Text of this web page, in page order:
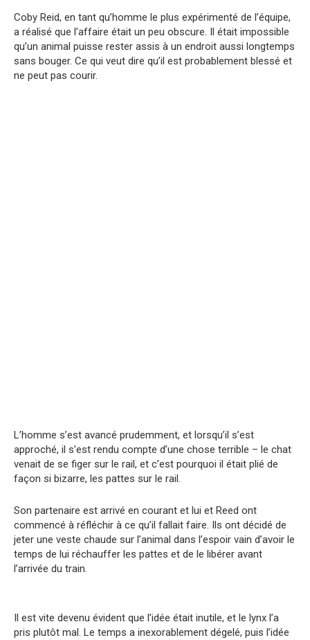
Coby Reid, en tant qu’homme le plus expérimenté de l’équipe,
a réalisé que l’affaire était un peu obscure. Il était impossible
qu’un animal puisse rester assis à un endroit aussi longtemps
sans bouger. Ce qui veut dire qu’il est probablement blessé et
ne peut pas courir.
L’homme s’est avancé prudemment, et lorsqu’il s’est
approché, il s’est rendu compte d’une chose terrible – le chat
venait de se figer sur le rail, et c’est pourquoi il était plié de
façon si bizarre, les pattes sur le rail.
Son partenaire est arrivé en courant et lui et Reed ont
commencé à réfléchir à ce qu’il fallait faire. Ils ont décidé de
jeter une veste chaude sur l’animal dans l’espoir vain d’avoir le
temps de lui réchauffer les pattes et de le libérer avant
l’arrivée du train.
Il est vite devenu évident que l’idée était inutile, et le lynx l’a
pris plutôt mal. Le temps a inexorablement dégelé, puis l’idée